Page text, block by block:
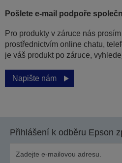
Pošlete e-mail podpoře
Pro produkty v záruce nás
prostřednictvím online chatu,
je váš produkt po záruce,
Napište nám
Přihlášení k odběru Epson